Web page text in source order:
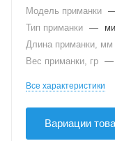
Модель приманки
Тип приманки —
Длина приманки, мм
Вес приманки, гр —
Все характеристики
Вариации